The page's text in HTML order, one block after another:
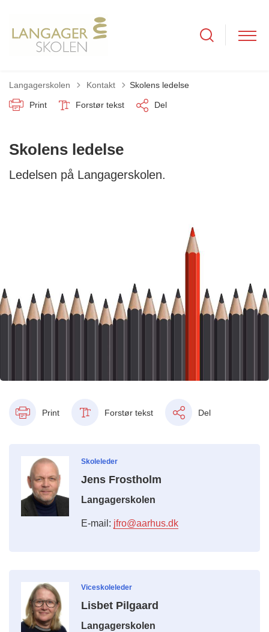
Langagerskolen Tilbage til
Kontakt Skolens ledelse
Print Forstør tekst Del
Skolens ledelse
Ledelsen på Langagerskolen.
Print Forstør tekst Del
Skoleleder
Jens Frostholm
Langagerskolen
E-mail: jfro@aarhus.dk
Viceskoleleder
Lisbet Pilgaard
Langagerskolen